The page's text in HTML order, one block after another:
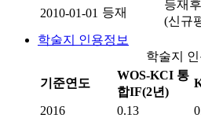
2010-01-01 등재
등재
(신규
학술지 인용정보
학술지
기준연도
WOS-KCI 통
합IF(2년)
2016 0.13